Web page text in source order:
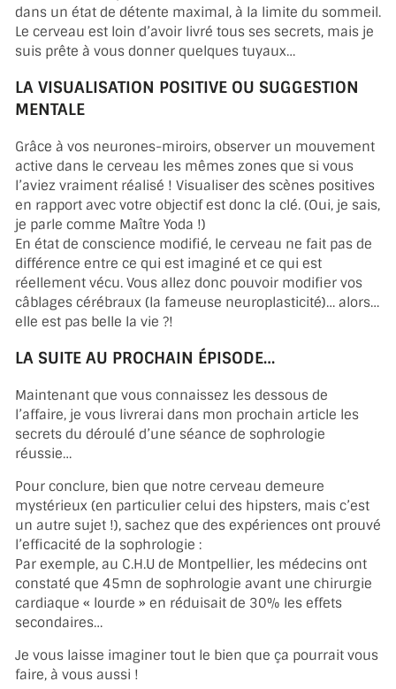
dans un état de détente maximal, à la limite du sommeil.
Le cerveau est loin d’avoir livré tous ses secrets, mais je
suis prête à vous donner quelques tuyaux…
LA VISUALISATION POSITIVE OU SUGGESTION
MENTALE
Grâce à vos neurones-miroirs, observer un mouvement
active dans le cerveau les mêmes zones que si vous
l’aviez vraiment réalisé ! Visualiser des scènes positives
en rapport avec votre objectif est donc la clé. (Oui, je sais,
je parle comme Maître Yoda !)
En état de conscience modifié, le cerveau ne fait pas de
différence entre ce qui est imaginé et ce qui est
réellement vécu. Vous allez donc pouvoir modifier vos
câblages cérébraux (la fameuse neuroplasticité)… alors…
elle est pas belle la vie ?!
LA SUITE AU PROCHAIN ÉPISODE…
Maintenant que vous connaissez les dessous de
l’affaire, je vous livrerai dans mon prochain article les
secrets du déroulé d’une séance de sophrologie
réussie…
Pour conclure, bien que notre cerveau demeure
mystérieux (en particulier celui des hipsters, mais c’est
un autre sujet !), sachez que des expériences ont prouvé
l’efficacité de la sophrologie :
Par exemple, au C.H.U de Montpellier, les médecins ont
constaté que 45mn de sophrologie avant une chirurgie
cardiaque « lourde » en réduisait de 30% les effets
secondaires…
Je vous laisse imaginer tout le bien que ça pourrait vous
faire, à vous aussi !